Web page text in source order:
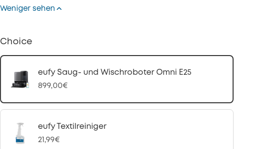
Weniger sehen
Choice
eufy Saug- und Wischroboter Omni E25
899,00€
eufy Textilreiniger
21,99€